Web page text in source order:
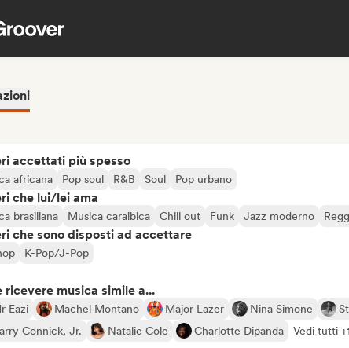
accettati più spesso
africana Pop soul R&B Soul Pop urbano
che lui/lei ama
brasiliana Musica caraibica Chill out Funk Jazz moderno
che sono disposti ad accettare
K-Pop/J-Pop
ricevere musica simile a...
Eazi Machel Montano Major Lazer Nina Simone
Connick, Jr.
Natalie Cole Charlotte Dipanda Vedi tutti